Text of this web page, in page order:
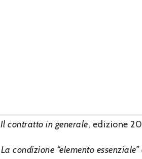
Il contratto in generale, edizione
La condizione “elemento